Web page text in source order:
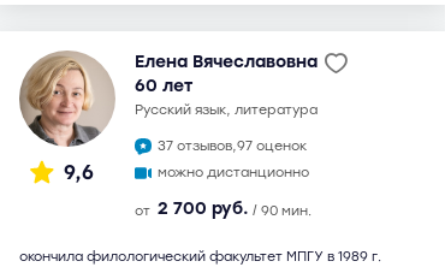
9,6
Елена Вячеславовна
60 лет
русский язык, литература
37 отзывов,97 оценок
можно дистанционно
от 2 700 руб. / 90 мин.
окончила филологический факультет МПГУ в 1989 г.